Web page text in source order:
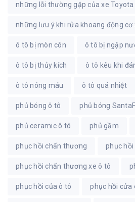
những lỗi thường gặp của xe Toyota
những lưu ý khi rửa khoang động cơ
ô tô bị mòn côn ô tô bị ngập
ô tô bị thủy kích ô tô kêu khi
ô tô nóng máu ô tô quá nhiệt
phủ bóng ô tô phủ bóng
phủ ceramic ô tô phủ gầm
phục hồi chấn thương phục
phục hồi chấn thương xe ô tô
phục hồi của ô tô phục hồi cửa